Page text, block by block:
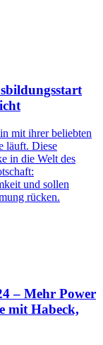
mit ihrer beliebten
läuft. Diese
in die Welt des
und sollen
rücken.
– Mehr Power
mit Habeck,